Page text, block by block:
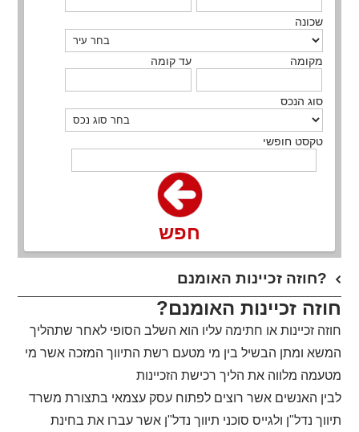
שכונה
מקומה עד קומה
סוג הנכס
טקסט חופשי
חפש
חוזה זכיינות האומנם?
חוזה זכיינות האומנם?
חוזה זכיינות או חתימה עליו הוא השלב הסופי לאחר שתהליך
המשא ומתן הבשיל בין מי מטעם רשת התיווך המזכה אשר מי
מטעמה מלווה את הליך רכישת הזכיינות
לבין האנשים אשר רוצים לפתוח עסק עצמאי בתצורת משרד
תיווך נדל"ן ולגייס סוכני תיווך נדל"ן אשר עברו את בחינת